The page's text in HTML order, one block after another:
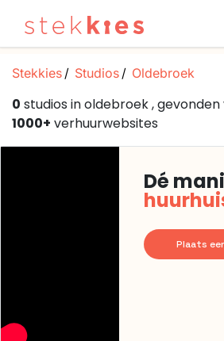
Stekkies Studios Oldebroek
0 studios in oldebroek ,
1000+ verhuurwebsites
Dé
Plaats